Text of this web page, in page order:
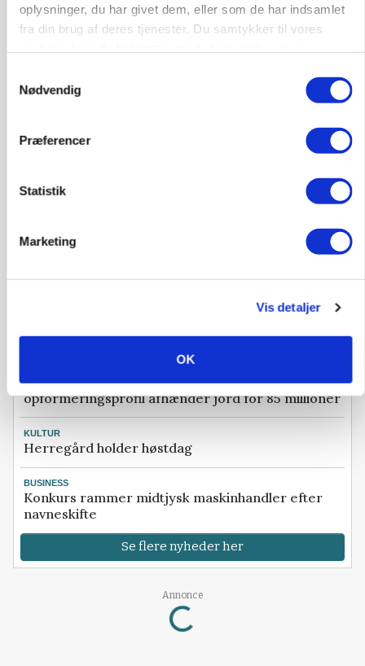
oplysninger, du har givet dem, eller som de har indsamlet
fra din brug af deres tjenester. Du samtykker til vores
Nødvendig
Præferencer
Statistik
Marketing
Vis detaljer
OK
Bønder holder vagt ved Rusland
MEST LÆSTE
32.500 stipladser skifter slagteri: En af landets
største producenter sender nu grisene til Danish
500-600 køer i stort barmarksprojekt: Fra
beskeden start til store drømme
Efter salg af 3.000 søer: Vestfynsk
opformeringsprofil afhænder jord for 85 millioner
KULTUR
Herregård holder høstdag
BUSINESS
Konkurs rammer midtjysk maskinhandler efter
navneskifte
Se flere nyheder her
Annonce
Loading...